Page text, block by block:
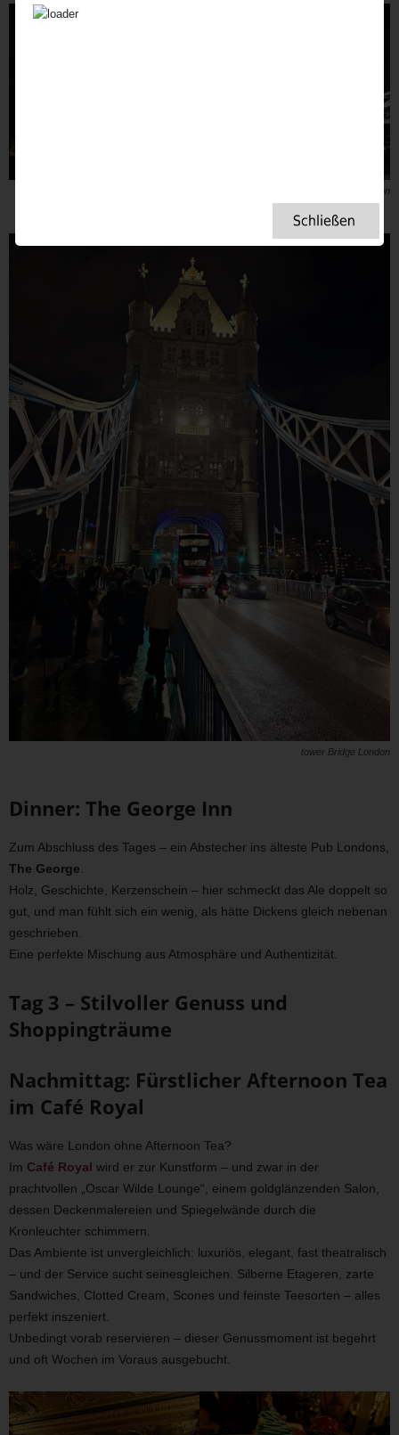
Tower Bridge London
tower Bridge London
Dinner: The George Inn
Zum Abschluss des Tages – ein Abstecher ins älteste Pub Londons,
The George.
Holz, Geschichte, Kerzenschein – hier schmeckt das Ale doppelt so
gut, und man fühlt sich ein wenig, als hätte Dickens gleich nebenan
geschrieben.
Eine perfekte Mischung aus Atmosphäre und Authentizität.
Tag 3 – Stilvoller Genuss und
Shoppingträume
Nachmittag: Fürstlicher Afternoon Tea
im Café Royal
Was wäre London ohne Afternoon Tea?
Im Café Royal wird er zur Kunstform – und zwar in der
prachtvollen „Oscar Wilde Lounge“, einem goldglänzenden Salon,
dessen Deckenmalereien und Spiegelwände durch die
Kronleuchter schimmern.
Das Ambiente ist unvergleichlich: luxuriös, elegant, fast theatralisch
– und der Service sucht seinesgleichen. Silberne Etageren, zarte
Sandwiches, Clotted Cream, Scones und feinste Teesorten – alles
perfekt inszeniert.
Unbedingt vorab reservieren – dieser Genussmoment ist begehrt
und oft Wochen im Voraus ausgebucht.